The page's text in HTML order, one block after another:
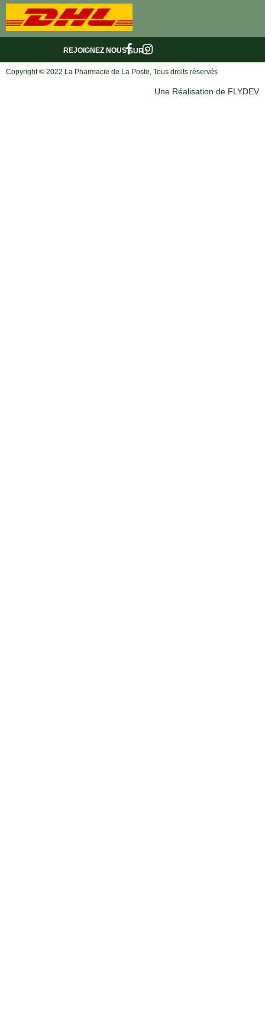
SUR :
REJOIGNEZ NOUS
Copyright © 2022 La Pharmacie de La Poste, Tous droits réservés
Une Réalisation de FLYDEV